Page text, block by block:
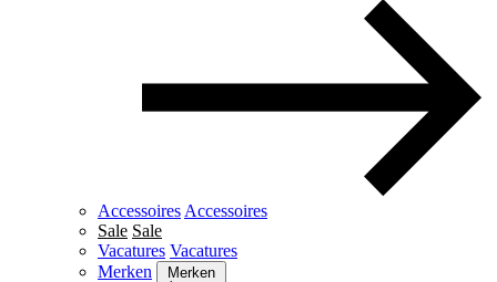
Accessoires Accessoires
Sale Sale
Vacatures Vacatures
Merken
Merken